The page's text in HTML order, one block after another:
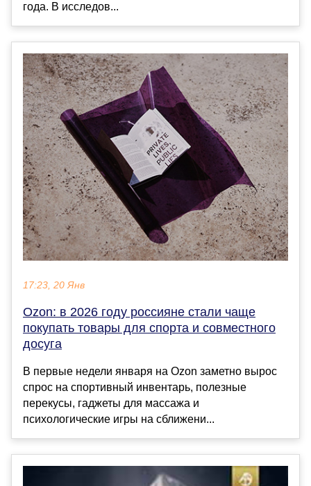
года. В исследов...
17:23, 20 Янв
Ozon: в 2026 году россияне стали чаще
покупать товары для спорта и совместного
досуга
В первые недели января на Ozon заметно вырос
спрос на спортивный инвентарь, полезные
перекусы, гаджеты для массажа и
психологические игры на сближени...